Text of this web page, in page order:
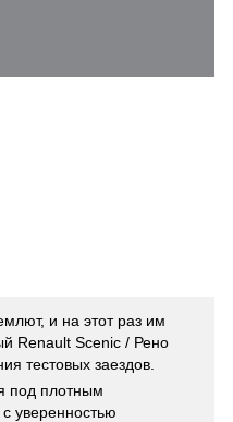
и на этот раз им
Renault Scenic / Рено
тестовых заездов.
под плотным
уверенностью